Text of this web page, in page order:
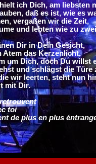
ich Dich, am liebsten
daß es ist, wie es
vergaßen wir die Zeit,
und lebten wie zu
Dir in Dein Gesicht,
Atem das Kerzenlicht.
um Dich, doch Du willst
und schlägst die Türe
wir leerten, steht nun
mit Dir.
toi
de plus en plus